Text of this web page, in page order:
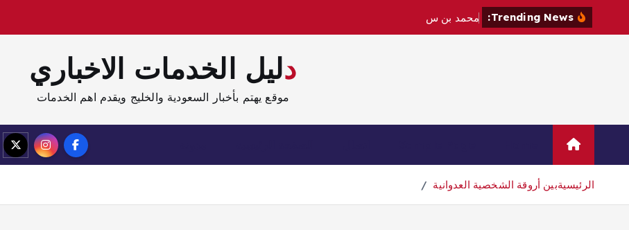
محمد بن س ل
دليل الخدمات الاخباري
موقع يهتم بأخبار السعودية والخليج ويقدم اهم الخدمات
الرئيسيةبين أروقة الشخصية العدوانية